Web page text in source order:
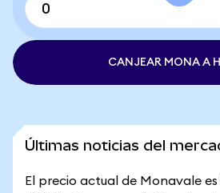
CANJEAR MONA A
Últimas noticias del
El precio actual de Monavale